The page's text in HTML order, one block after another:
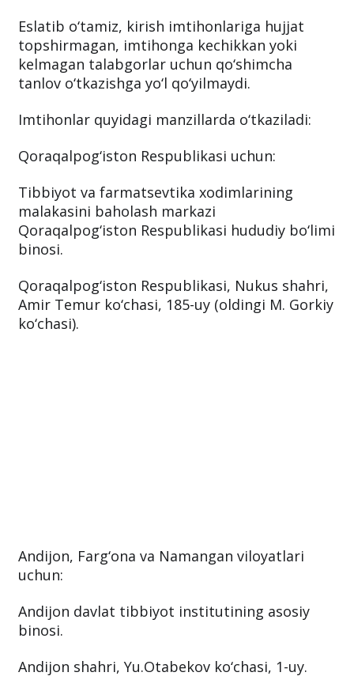
Eslatib o‘tamiz, kirish imtihonlariga hujjat
topshirmagan, imtihonga kechikkan yoki
kelmagan talabgorlar uchun qo‘shimcha
tanlov o‘tkazishga yo‘l qo‘yilmaydi.
Imtihonlar quyidagi manzillarda o‘tkaziladi:
Qoraqalpog‘iston Respublikasi uchun:
Tibbiyot va farmatsevtika xodimlarining
malakasini baholash markazi
Qoraqalpog‘iston Respublikasi hududiy bo‘limi
binosi.
Qoraqalpog‘iston Respublikasi, Nukus shahri,
Amir Temur ko‘chasi, 185-uy (oldingi M. Gorkiy
ko‘chasi).
Andijon, Farg‘ona va Namangan viloyatlari
uchun:
Andijon davlat tibbiyot institutining asosiy
binosi.
Andijon shahri, Yu.Otabekov ko‘chasi, 1-uy.